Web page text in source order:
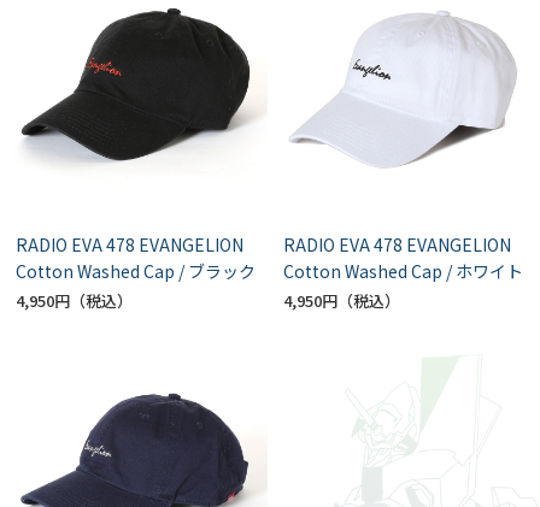
RADIO EVA 478 EVANGELION
Cotton Washed Cap / ブラック
4,950円
RADIO EVA 478 EVANGELION
Cotton Washed Cap / ホワイト
4,950円